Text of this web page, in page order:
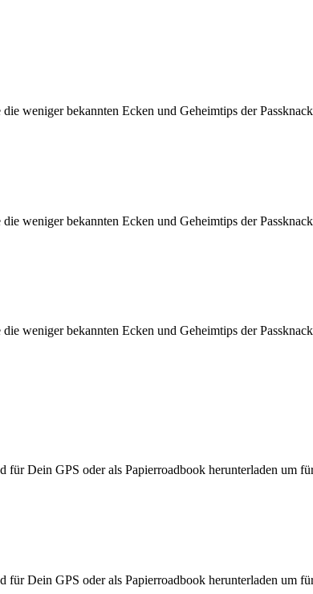
weniger bekannten Ecken und Geheimtips der
weniger bekannten Ecken und Geheimtips der
weniger bekannten Ecken und Geheimtips der
Dein GPS oder als Papierroadbook herunterladen um
Dein GPS oder als Papierroadbook herunterladen um